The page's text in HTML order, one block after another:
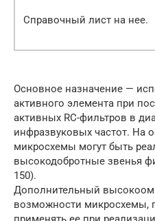
Справочный лист на нее.
Основное назначение —
активного элемента при
активных RC-фильтров в
инфразвуковых частот. На
микросхемы могут быть
высокодобротные звенья
150).
Дополнительный
возможности микросхемы,